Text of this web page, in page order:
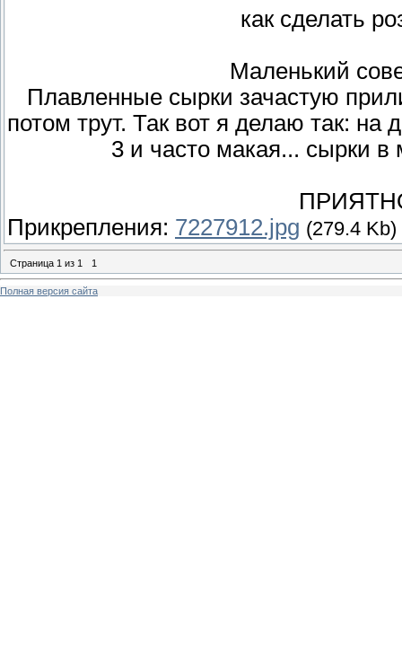
как сделать
Маленький
Плавленные сырки зачастую
потом трут. Так вот я делаю так:
3 и часто макая... сырки в
Прикрепления: 7227912.jpg (279.4 Kb)
Страница 1 из 1 1
Полная версия сайта